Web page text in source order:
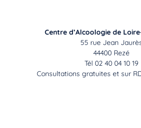
Centre d’Alcoologie de
55 rue Jean
44400 Rezé
Tél 02 40 04 10 19
Consultations gratuites et sur